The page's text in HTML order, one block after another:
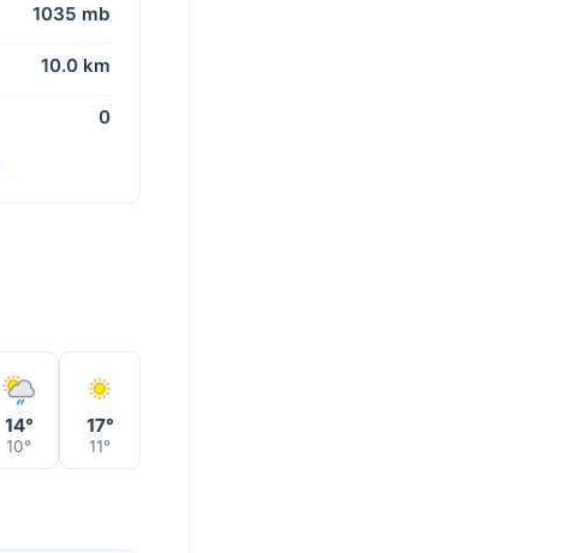
1035 mb
10.0 km
0
14°
10°
17°
11°